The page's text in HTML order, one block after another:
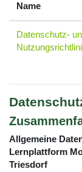
Name
Datenschutz-
Allgemeine
Lernplattform
Triesdorf